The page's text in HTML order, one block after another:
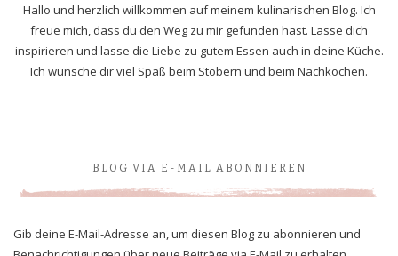
Hallo und herzlich willkommen auf meinem kulinarischen Blog. Ich
freue mich, dass du den Weg zu mir gefunden hast. Lasse dich
inspirieren und lasse die Liebe zu gutem Essen auch in deine Küche.
Ich wünsche dir viel Spaß beim Stöbern und beim Nachkochen.
BLOG VIA E-MAIL ABONNIEREN
Gib deine E-Mail-Adresse an, um diesen Blog zu abonnieren und